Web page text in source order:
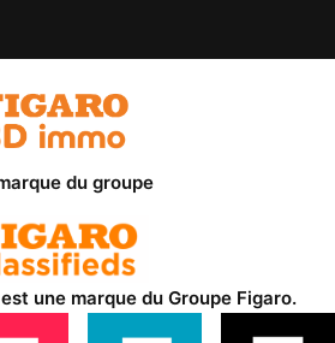
du groupe
une marque du Groupe Figaro.